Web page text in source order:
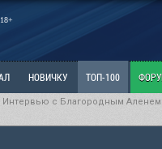
18+
НОВИЧКУ ТОП-100
Ветка: Наболевшее. Выскажись!
Интервью с Благородным